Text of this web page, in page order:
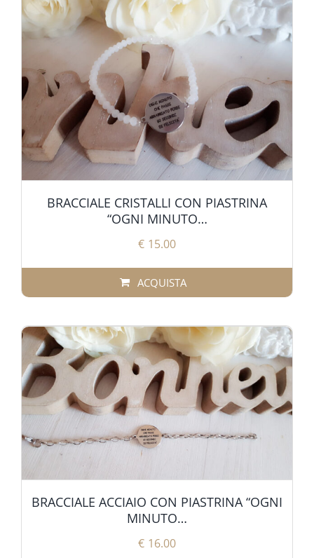
BRACCIALE CRISTALLI CON PIASTRINA
“OGNI MINUTO…
€ 15.00
ACQUISTA
BRACCIALE ACCIAIO CON PIASTRINA “OGNI
MINUTO…
€ 16.00